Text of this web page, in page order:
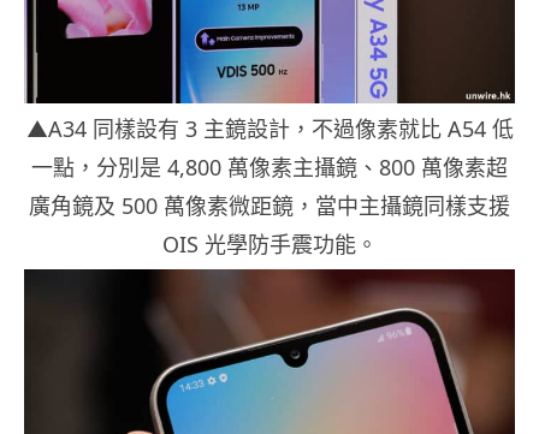
▲A34 同樣設有 3 主鏡設計，不過像素就比 A54 低
一點，分別是 4,800 萬像素主攝鏡、800 萬像素超
廣角鏡及 500 萬像素微距鏡，當中主攝鏡同樣支援
OIS 光學防手震功能。